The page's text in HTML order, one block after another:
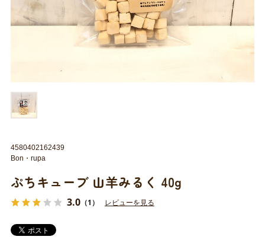
ぷちキューブ 山羊みるく 40g
3.0（1） レビューを見る
4580402162439
Bon・rupa